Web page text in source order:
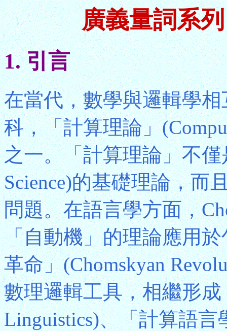
廣義量詞系
1. 引言
在當代，數學與邏輯學
科，「計算理論」
之一。「計算理論」不
Science)的基礎理論，而
問題。在語言學方面，
「自動機」的理論應用
革命」(Chomskyan
數理邏輯工具，相繼形
Linguistics)、「計算語言